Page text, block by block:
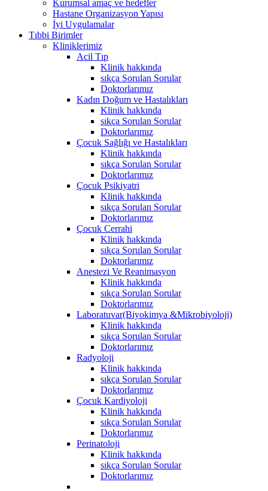
Kurumsal amaç ve hedefler
Hastane Organizasyon Yapısı
İyi Uygulamalar
Tıbbi Birimler
Kliniklerimiz
Acil Tıp
Klinik hakkında
sıkça Sorulan Sorular
Doktorlarımız
Kadın Doğum ve Hastalıkları
Klinik hakkında
sıkça Sorulan Sorular
Doktorlarımız
Çocuk Sağlığı ve Hastalıkları
Klinik hakkında
sıkça Sorulan Sorular
Doktorlarımız
Çocuk Psikiyatri
Klinik hakkında
sıkça Sorulan Sorular
Doktorlarımız
Çocuk Cerrahi
Klinik hakkında
sıkça Sorulan Sorular
Doktorlarımız
Anestezi Ve Reanimasyon
Klinik hakkında
sıkça Sorulan Sorular
Doktorlarımız
Laboratuvar(Biyokimya &Mikrobiyoloji)
Klinik hakkında
sıkça Sorulan Sorular
Doktorlarımız
Radyoloji
Klinik hakkında
sıkça Sorulan Sorular
Doktorlarımız
Çocuk Kardiyoloji
Klinik hakkında
sıkça Sorulan Sorular
Doktorlarımız
Perinatoloji
Klinik hakkında
sıkça Sorulan Sorular
Doktorlarımız